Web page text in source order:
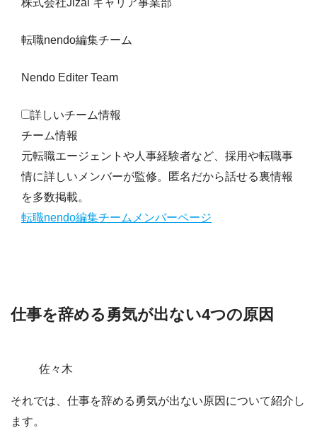
転職nendo編集チーム
Nendo Editer Team
詳しいチーム情報
チーム情報
元転職エージェントや人事経験者など、採用や転職事
情に詳しいメンバーが監修。匿名だから話せる裏情報
を多数掲載。
転職nendo編集チームメンバーページ
仕事を辞める勇気が出ない4つの原因
佐々木
それでは、 仕事を辞める勇気が出ない原因 について紹介し
ます。